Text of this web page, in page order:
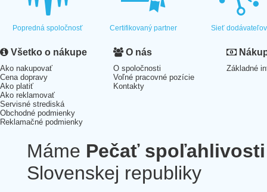
Popredná spoločnosť Certifikovaný partner Sieť dodávateľov
Všetko o nákupe
Ako nakupovať
Cena dopravy
Ako platiť
Ako reklamovať
Servisné strediská
Obchodné podmienky
Reklamačné podmienky
O nás
O spoločnosti
Voľné pracovné pozície
Kontakty
Základné
Máme Pečať spoľahlivosti
Slovenskej republiky